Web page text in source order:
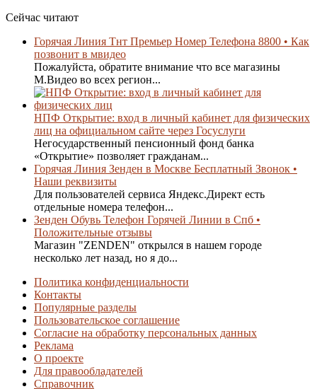
Сейчас читают
Горячая Линия Тнт Премьер Номер Телефона 8800 • Как
позвонит в мвидео
Пожалуйста, обратите внимание что все магазины
М.Видео во всех регион...
НПФ Открытие: вход в личный кабинет для физических
лиц на официальном сайте через Госуслуги
Негосударственный пенсионный фонд банка
«Открытие» позволяет гражданам...
Горячая Линия Зенден в Москве Бесплатный Звонок •
Наши реквизиты
Для пользователей сервиса Яндекс.Директ есть
отдельные номера телефон...
Зенден Обувь Телефон Горячей Линии в Спб •
Положительные отзывы
Магазин "ZENDEN" открылся в нашем городе
несколько лет назад, но я до...
Политика конфиденциальности
Контакты
Популярные разделы
Пользовательское соглашение
Согласие на обработку персональных данных
Реклама
О проекте
Для правообладателей
Справочник